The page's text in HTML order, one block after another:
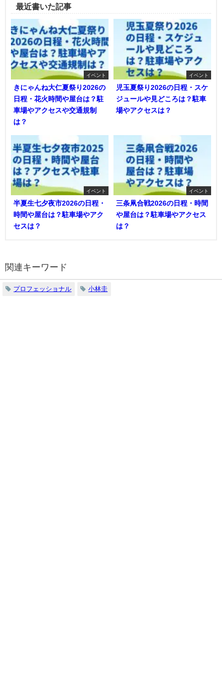
最近書いた記事
イベント
きにゃんね大仁夏祭り2026の
日程・花火時間や屋台は？駐
車場やアクセスや交通規制
は？
イベント
児玉夏祭り2026の日程・スケ
ジュールや見どころは？駐車
場やアクセスは？
イベント
半夏生七夕夜市2026の日程・
時間や屋台は？駐車場やアク
セスは？
イベント
三条凧合戦2026の日程・時間
や屋台は？駐車場やアクセス
は？
関連キーワード
プロフェッショナル 小林圭